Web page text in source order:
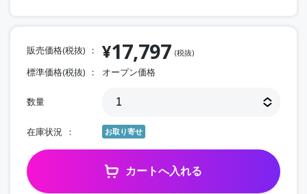
販売価格(税抜) ¥17,797 (税抜)
標準価格(税抜) オープン価格
数量
在庫状況 お取り寄せ
カートへ入れる